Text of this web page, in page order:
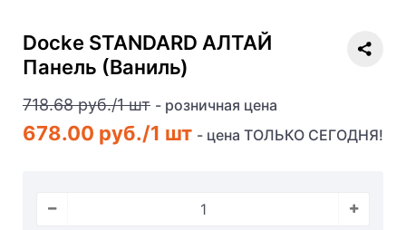
Docke STANDARD АЛТАЙ
Панель (Ваниль)
718.68 руб./1шт - розничная цена
678.00 руб./1 шт - цена ТОЛЬКО СЕГОДНЯ!